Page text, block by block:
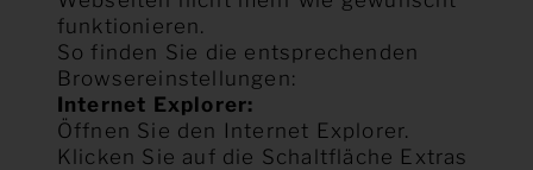
funktionieren.
So finden Sie die entsprechenden
Browsereinstellungen:
Internet Explorer:
Öffnen Sie den Internet Explorer.
Klicken Sie auf die Schaltfläche Extras